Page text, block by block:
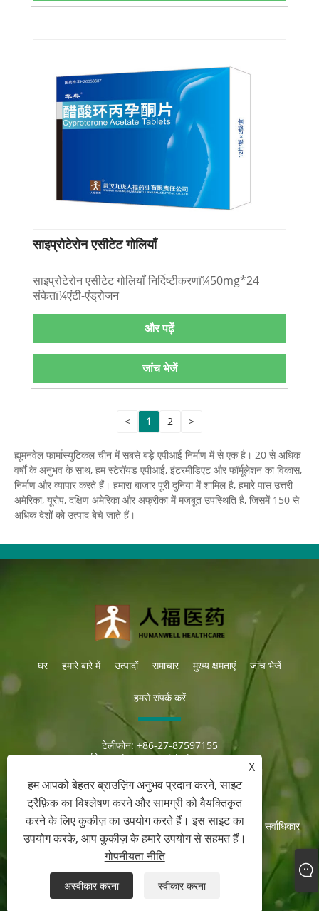
साइप्रोटेरोन एसीटेट गोलियाँ
साइप्रोटेरोन एसीटेट गोलियाँ निर्दिष्टीकरणï¼50mg*24
संकेतï¼एंटी-एंड्रोजन
और पढ़ें
जांच भेजें
< 1 2 >
ह्यूमनवेल फार्मास्युटिकल चीन में सबसे बड़े एपीआई निर्माण में से एक है। 20 से अधिक
वर्षों के अनुभव के साथ, हम स्टेरॉयड एपीआई, इंटरमीडिएट और फॉर्मूलेशन का विकास,
निर्माण और व्यापार करते हैं। हमारा बाजार पूरी दुनिया में शामिल है, हमारे पास उत्तरी
अमेरिका, यूरोप, दक्षिण अमेरिका और अफ्रीका में मजबूत उपस्थिति है, जिसमें 150 से
अधिक देशों को उत्पाद बेचे जाते हैं।
घर हमारे बारे में उत्पादों समाचार मुख्य क्षमताएं जांच भेजें
हमसे संपर्क करें
टेलीफोन: +86-27-87597155
ईमेल:sales@steroid-chem.com
गेडियन आर्थिक विकास जिला, ई-झोउ शहर, हुबेई, चीन।
कॉपीराइट © 2022 हुबेई गेडियन ह्यूमनवेल फार्मास्युटिकल कं, लिमिटेड सर्वाधिकार
सुरक्षित
X
हम आपको बेहतर ब्राउज़िंग अनुभव प्रदान करने, साइट
ट्रैफ़िक का विश्लेषण करने और सामग्री को वैयक्तिकृत
करने के लिए कुकीज़ का उपयोग करते हैं। इस साइट का
उपयोग करके, आप कुकीज़ के हमारे उपयोग से सहमत हैं।
गोपनीयता नीति
अस्वीकार करना स्वीकार करना